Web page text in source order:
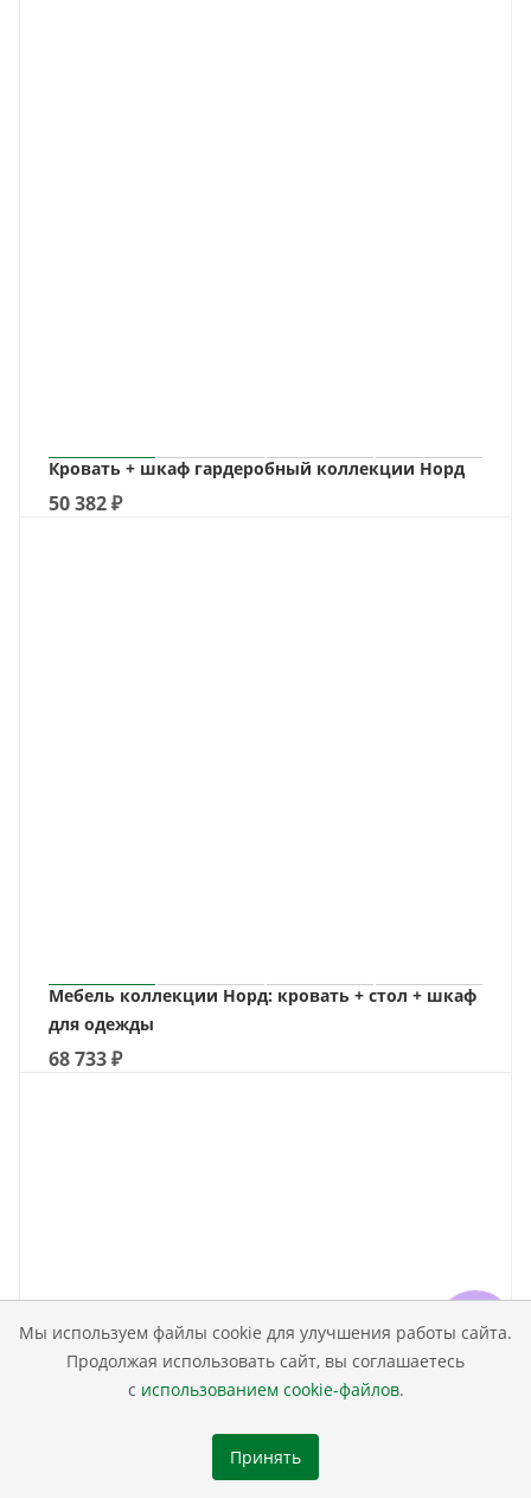
Мы используем файлы cookie для улучшения работы сайта.
Продолжая использовать сайт, вы соглашаетесь
с использованием cookie-файлов.
Принять
Кровать + шкаф гардеробный коллекции Норд
50 382₽
Мебель коллекции Норд: кровать + стол + шкаф
для одежды
68 733₽